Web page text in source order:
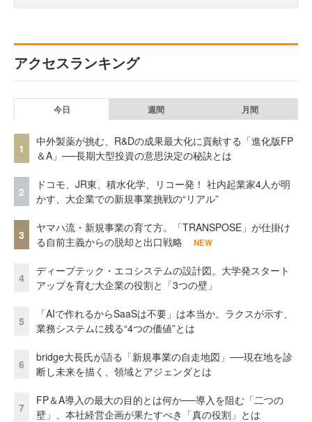
アクセスランキング
今日 週間 月間
1
中外製薬が挑む、R&Dの成果最大化に貢献する「進化版FP
＆A」──長期大型投資の意思決定の秘訣とは
2
ドコモ、JR東、積水化学、リコー発！ 社内起業家4人が明
かす、大企業での新規事業挑戦の“リアル”
3
ヤマハ流・新規事業の育て方。「TRANSPOSE」が仕掛け
る自前主義からの脱却と出口戦略
NEW
4
ディープテック・エコシステムの設計図。大学発スタート
アップを育む大企業の役割と「3つの壁」
5
「AIで作れるからSaaSは不要」は本当か。ラクスが示す、
業務システムに残る“4つの価値”とは
6
bridge大長氏が語る「新規事業の自走地図」──現在地を診
断し未来を描く、領域とアジェンダとは
7
FP＆A導入の最大の目的とは何か──導入を阻む「二つの
壁」、本社経営企画が果たすべき「真の役割」とは